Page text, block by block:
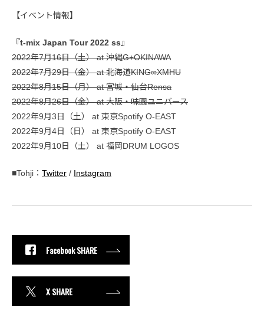
【イベント情報】
『t-mix Japan Tour 2022 ss』
2022年7月16日（土） at 沖縄G+OKINAWA
2022年7月29日（金） at 北海道KING∞XMHU
2022年8月15日（月） at 宮城・仙台Rensa
2022年8月26日（金） at 大阪・味園ユニバース
2022年9月3日（土） at 東京Spotify O-EAST
2022年9月4日（日） at 東京Spotify O-EAST
2022年9月10日（土） at 福岡DRUM LOGOS
■Tohji： Twitter / Instagram
Facebook SHARE
X SHARE